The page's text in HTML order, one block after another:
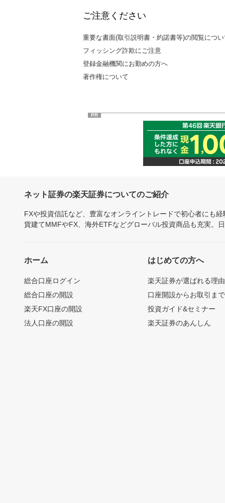
ご注意ください
重要な書面(取引説明書・約諾書等)の閲覧につ
フィッシング詐欺にご注意
登録金融機関にお勤めの方へ
著作権について
PR
ネット証券の楽天証券についてのご紹介
FXや投資信託など、豊富なオンライントレードで初心者にも
貨建てMMFやFX、海外ETFなどグローバル投資商品も充実。
ホーム
総合口座ログイン
総合口座の開設
楽天FX口座の開設
法人口座の開設
はじめての方へ
楽天証券が選ばれる理由
口座開設からお取引ま
投資ガイド&セミナー
楽天証券のあんしん